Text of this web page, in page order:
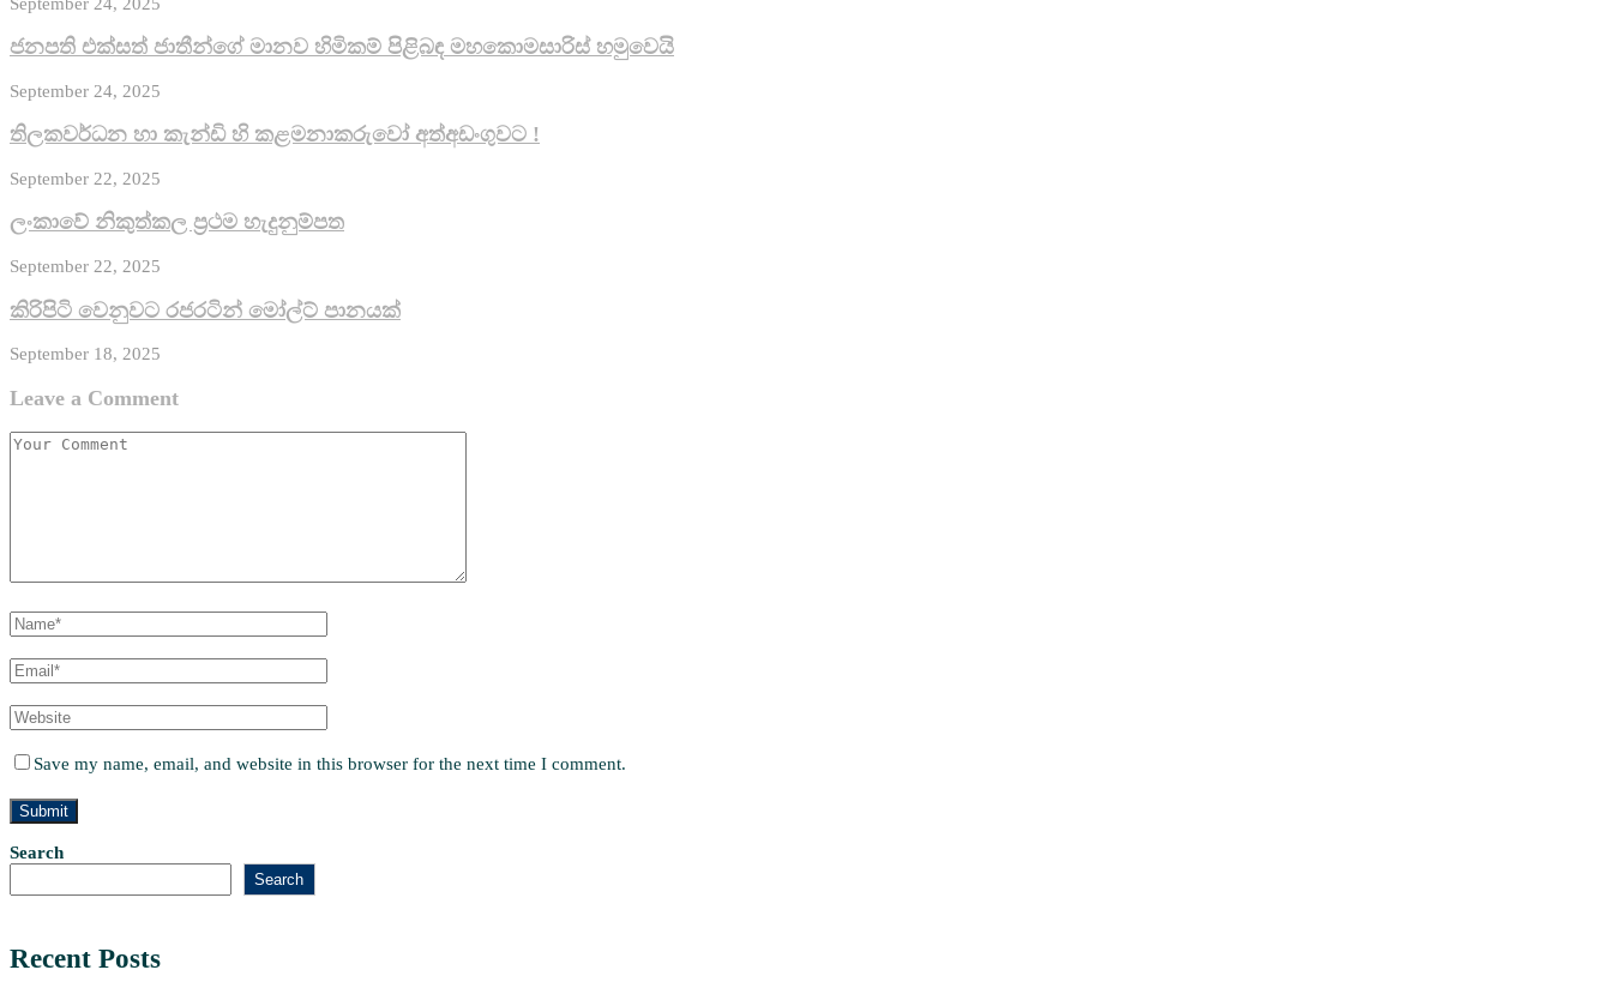
ජනපති එක්සත් ජාතීන්ගේ මානව හිමිකම් පිළිබඳ මහකොමසාරිස් හමුවෙයි
September 24, 2025
තිලකවර්ධන හා කැන්ඩි හි කළමනාකරුවෝ අත්අඩංගුවට !
September 22, 2025
ලංකාවේ නිකුත්කල ප්‍රථම හැදුනුම්පත
September 22, 2025
කිරි­පිටි වෙනු­වට රජ­ර­ටින් මෝල්ට් පානයක්
September 18, 2025
Leave a Comment
Save my name, email, and website in this browser for the next time I comment.
Search
Search
Recent Posts